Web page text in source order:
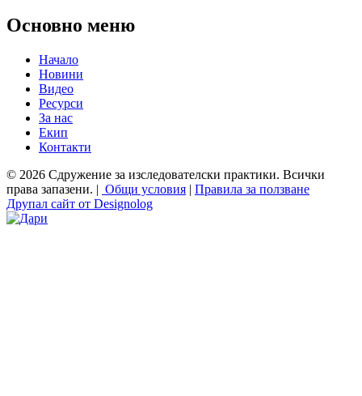
Основно меню
Начало
Новини
Видео
Ресурси
За нас
Екип
Контакти
© 2026 Сдружение за изследователски практики. Всички
права запазени. | Общи условия | Правила за ползване
Друпал сайт от Designolog